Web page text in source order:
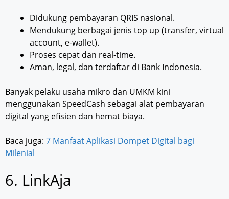
Didukung pembayaran QRIS nasional.
Mendukung berbagai jenis top up (transfer, virtual
account, e-wallet).
Proses cepat dan real-time.
Aman, legal, dan terdaftar di Bank Indonesia.
Banyak pelaku usaha mikro dan UMKM kini
menggunakan SpeedCash sebagai alat pembayaran
digital yang efisien dan hemat biaya.
Baca juga: 7 Manfaat Aplikasi Dompet Digital bagi
Milenial
6. LinkAja